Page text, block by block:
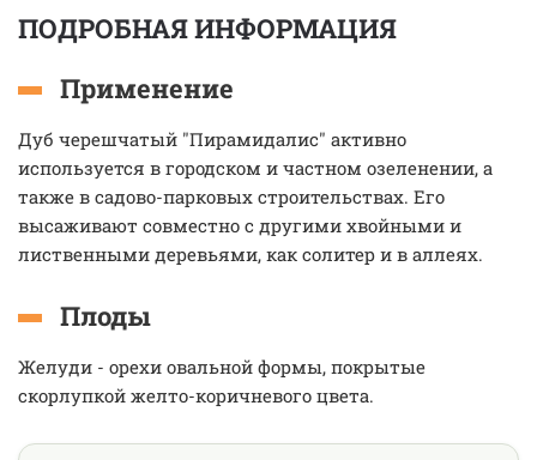
ПОДРОБНАЯ ИНФОРМАЦИЯ
Применение
Дуб черешчатый "Пирамидалис" активно
используется в городском и частном озеленении, а
также в садово-парковых строительствах. Его
высаживают совместно с другими хвойными и
лиственными деревьями, как солитер и в аллеях.
Плоды
Желуди - орехи овальной формы, покрытые
скорлупкой желто-коричневого цвета.